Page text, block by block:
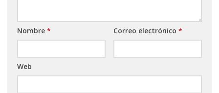
Nombre * Correo electrónico *
Web